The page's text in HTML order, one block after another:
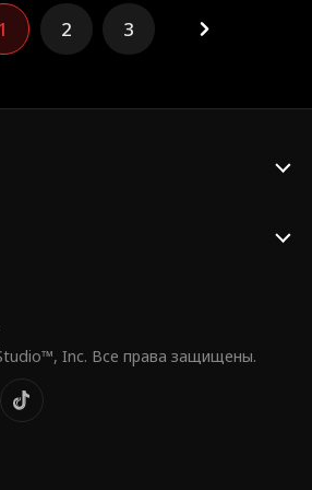
силы для прощения и
жестокую сторону любви.
1 2 3
Inc. Все права защищены.